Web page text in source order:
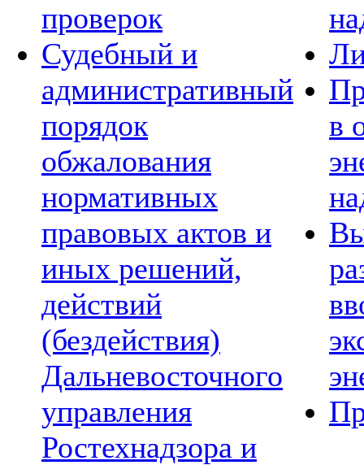
проверок
Судебный и
административный
порядок
обжалования
нормативных
правовых актов и
иных решений,
действий
(бездействия)
Дальневосточного
управления
Ростехнадзора и
в